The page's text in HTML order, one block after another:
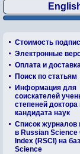
Стоимость
Электронные
Оплата и
Поиск по статьям
Информация для
соискателей
степеней доктора
кандидата наук
Список
в Russian Science
Index (RSCI) на
Science